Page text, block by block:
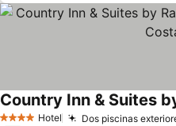
4 EstrellasHotel Dos piscinas
Ver precios